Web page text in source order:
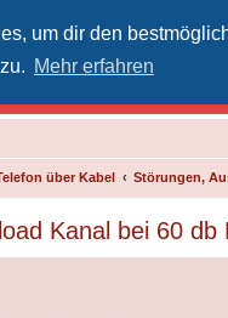
um dir den
Mehr erfahren
über Kabel Störungen,
Kanal bei 60 db